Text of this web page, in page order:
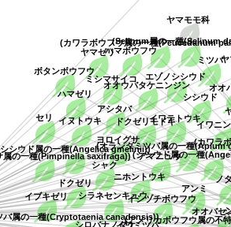
(アメリカボウフウ属の
イワミツバ
ドクゼリモドキ
アンミ
ニホントウキ
イワテトウキ
ヨロイグサ
シロバナノダケ
アマニュウ
オオ
(シシウド属の一種(Angelica gmelinii))
イワ
アシタバ
シラネセンキュウ
シシウド
イシヅチボウフウ
イヌトウキ
(シシウド属の一種
オオウバタケニンジン
シャク
(オランダミツバ属の一種
ミシマサイコ
ドクゼリ
ハマゼリ
エゾノシシウド
ツバ属の一種(Cryptotaenia canadensis))
ミツ
ハマボウフウ
オ
セリ
ヤマゼリ
ボタンボウフウ
(カワ
(カワラボウフウ属の一種(Peucedanum
サ属の一種(Pimpinella saxifraga))
(Selinum属の一種
イブキゼリ